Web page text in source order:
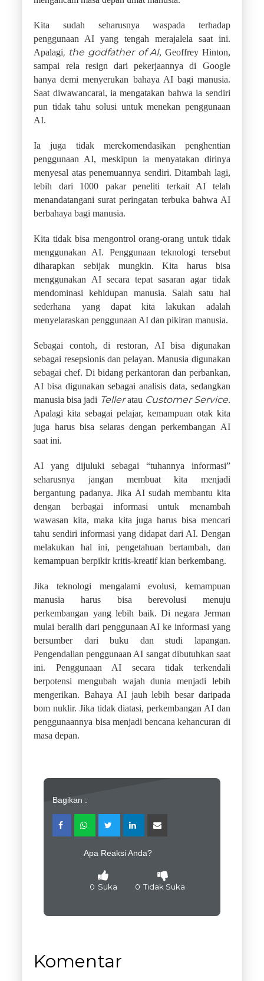
Kita sudah seharusnya waspada terhadap
penggunaan AI yang tengah merajalela saat ini.
Apalagi, the godfather of AI, Geoffrey Hinton,
sampai rela resign dari pekerjaannya di Google
hanya demi menyerukan bahaya AI bagi manusia.
Saat diwawancarai, ia mengatakan bahwa ia sendiri
pun tidak tahu solusi untuk menekan penggunaan
AI.
Ia juga tidak merekomendasikan penghentian
penggunaan AI, meskipun ia menyatakan dirinya
menyesal atas penemuannya sendiri. Ditambah lagi,
lebih dari 1000 pakar peneliti terkait AI telah
menandatangani surat peringatan terbuka bahwa AI
berbahaya bagi manusia.
Kita tidak bisa mengontrol orang-orang untuk tidak
menggunakan AI. Penggunaan teknologi tersebut
diharapkan sebijak mungkin. Kita harus bisa
menggunakan AI secara tepat sasaran agar tidak
mendominasi kehidupan manusia. Salah satu hal
sederhana yang dapat kita lakukan adalah
menyelaraskan penggunaan AI dan pikiran manusia.
Sebagai contoh, di restoran, AI bisa digunakan
sebagai resepsionis dan pelayan. Manusia digunakan
sebagai chef. Di bidang perkantoran dan perbankan,
AI bisa digunakan sebagai analisis data, sedangkan
manusia bisa jadi Telleratau Customer Service.
Apalagi kita sebagai pelajar, kemampuan otak kita
juga harus bisa selaras dengan perkembangan AI
saat ini.
AI yang dijuluki sebagai “tuhannya informasi”
seharusnya jangan membuat kita menjadi
bergantung padanya. Jika AI sudah membantu kita
dengan berbagai informasi untuk menambah
wawasan kita, maka kita juga harus bisa mencari
tahu sendiri informasi yang didapat dari AI. Dengan
melakukan hal ini, pengetahuan bertambah, dan
kemampuan berpikir kritis-kreatif kian berkembang.
Jika teknologi mengalami evolusi, kemampuan
manusia harus bisa berevolusi menuju
perkembangan yang lebih baik. Di negara Jerman
mulai beralih dari penggunaan AI ke informasi yang
bersumber dari buku dan studi lapangan.
Pengendalian penggunaan AI sangat dibutuhkan saat
ini. Penggunaan AI secara tidak terkendali
berpotensi mengubah wajah dunia menjadi lebih
mengerikan. Bahaya AI jauh lebih besar daripada
bom nuklir. Jika tidak diatasi, perkembangan AI dan
penggunaannya bisa menjadi bencana kehancuran di
masa depan.
Bagikan :
Apa Reaksi Anda?
0 Suka 0 Tidak Suka
Komentar